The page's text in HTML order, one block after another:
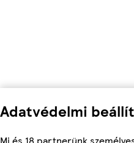
Adatvédelmi
Mi és 18 partnerünk